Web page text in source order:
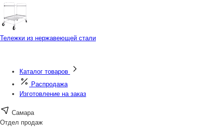
Тележки из нержавеющей стали
Каталог товаров
Распродажа
Изготовление на заказ
Самара
Отдел продаж